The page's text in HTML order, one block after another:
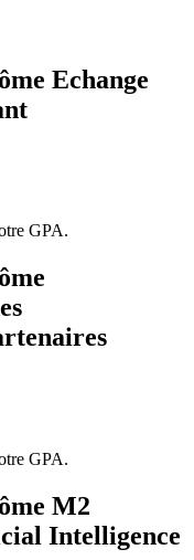
Echange
GPA.
GPA.
M2
Intelligence